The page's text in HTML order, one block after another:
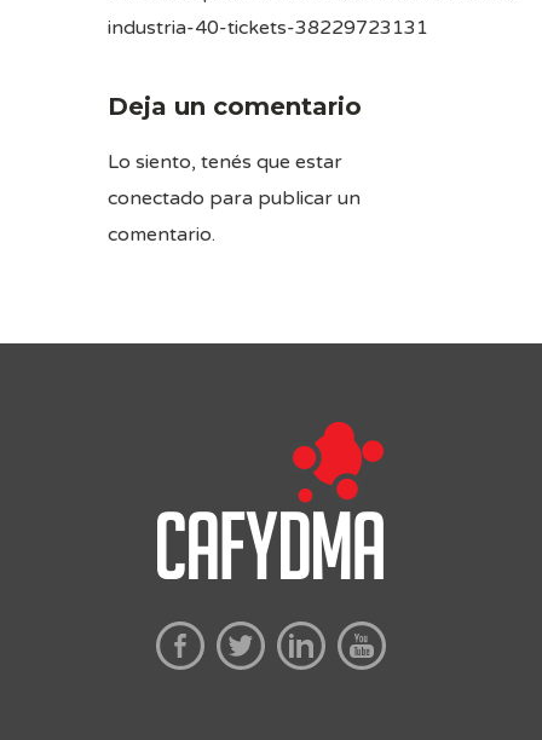
industria-40-tickets-38229723131
Deja un comentario
Lo siento, tenés que estar
conectado para publicar un
comentario.